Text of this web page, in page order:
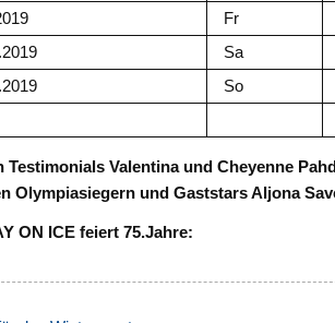
Fr
Sa
So
Testimonials Valentina und Cheyenne
Olympiasiegern und Gaststars Aljona
ON ICE feiert 75.Jahre: